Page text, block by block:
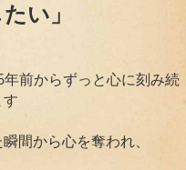
い」
前からずっと心に刻み続
間から心を奪われ、